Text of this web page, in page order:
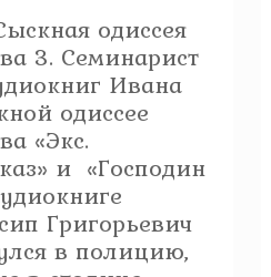
одиссея
3. Семинарист
Ивана
одиссее
«Экс.
и «Господин
Григорьевич
в полицию,